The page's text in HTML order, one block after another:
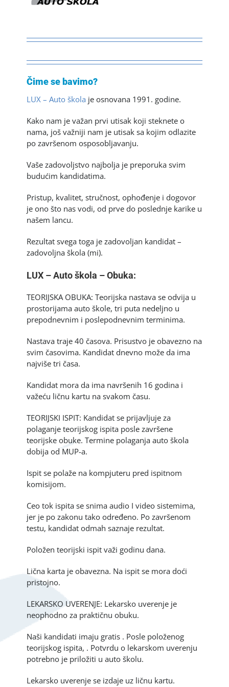
Čime se bavimo?
LUX – Auto škola je osnovana 1991. godine.
Kako nam je važan prvi utisak koji steknete o
nama, još važniji nam je utisak sa kojim odlazite
po završenom osposobljavanju.
Vaše zadovoljstvo najbolja je preporuka svim
budućim kandidatima.
Pristup, kvalitet, stručnost, ophođenje i dogovor
je ono što nas vodi, od prve do poslednje karike u
našem lancu.
​Rezultat svega toga je zadovoljan kandidat –
zadovoljna škola (mi).
LUX – Auto škola – Obuka:
TEORIJSKA OBUKA: Teorijska nastava se odvija u
prostorijama auto škole, tri puta nedeljno u
prepodnevnim i poslepodnevnim terminima.
Nastava traje 40 časova. Prisustvo je obavezno na
svim časovima. Kandidat dnevno može da ima
najviše tri časa.
Kandidat mora da ima navršenih 16 godina i
važeću ličnu kartu na svakom času.
TEORIJSKI ISPIT: Kandidat se prijavljuje za
polaganje teorijskog ispita posle završene
teorijske obuke. Termine polaganja auto škola
dobija od MUP-a.
Ispit se polaže na kompjuteru pred ispitnom
komisijom.
Ceo tok ispita se snima audio I video sistemima,
jer je po zakonu tako određeno. Po završenom
testu, kandidat odmah saznaje rezultat.
Položen teorijski ispit važi godinu dana.
Lična karta je obavezna. Na ispit se mora doći
pristojno.
LEKARSKO UVERENJE: Lekarsko uverenje je
neophodno za praktičnu obuku.
Naši kandidati imaju gratis . Posle položenog
teorijskog ispita, . Potvrdu o lekarskom uverenju
potrebno je priložiti u auto školu.
Lekarsko uverenje se izdaje uz ličnu kartu.